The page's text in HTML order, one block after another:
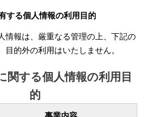
する個人情報の利用目的
情報は、厳重なる管理の上、下記の
目的外の利用はいたしません。
関する個人情報の利用目
的